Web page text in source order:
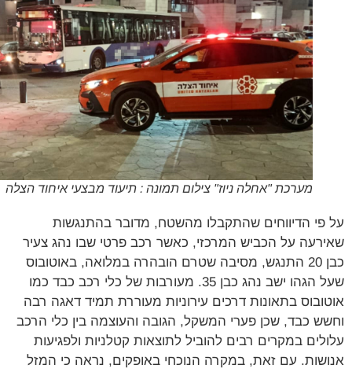
מערכת "אחלה ניוז" צילום תמונה : תיעוד מבצעי איחוד הצלה
הדיווחים שהתקבלו מהשטח, מדובר בהתנגשות
על הכביש המרכזי, כאשר רכב פרטי שבו נהג צעיר
כבן 20 התנגש, מסיבה שטרם הובהרה במלואה, באוטובוס
שעל הגהו ישב נהג כבן 35. מעורבות של כלי רכב כבד כמו
בתאונות דרכים עירוניות מעוררת תמיד דאגה רבה
כבד, שכן פערי המשקל, הגובה והעוצמה בין כלי הרכב
במקרים רבים להוביל לתוצאות קטלניות ולפגיעות
עם זאת, במקרה הנוכחי באופקים, נראה כי המזל